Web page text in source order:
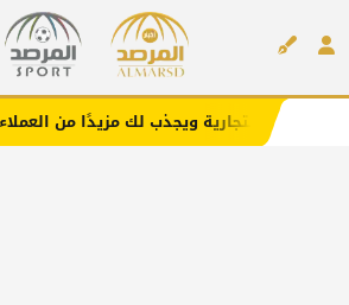
لك مزيدًا من العملاء (اضغط لطلب الإعلان)